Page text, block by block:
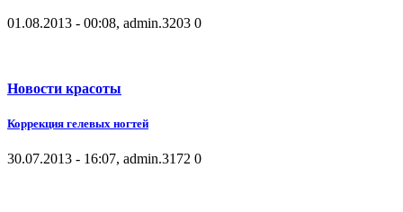
01.08.2013 - 00:08, admin.3203 0
Новости красоты
Коррекция гелевых ногтей
30.07.2013 - 16:07, admin.3172 0